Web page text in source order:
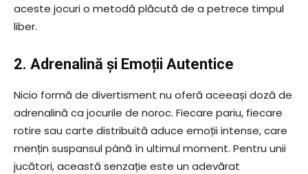
aceste jocuri o metodă plăcută de a petrece timpul
liber.
2. Adrenalină și Emoții Autentice
Nicio formă de divertisment nu oferă aceeași doză de
adrenalină ca jocurile de noroc. Fiecare pariu, fiecare
rotire sau carte distribuită aduce emoții intense, care
mențin suspansul până în ultimul moment. Pentru unii
jucători, această senzație este un adevărat